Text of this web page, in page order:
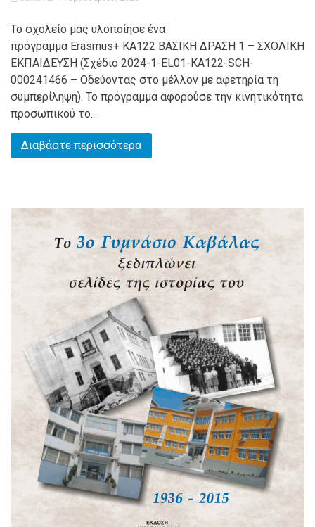
Το σχολείο μας υλοποίησε ένα
πρόγραμμα Erasmus+ KA122 ΒΑΣΙΚΗ ΔΡΑΣΗ 1 – ΣΧΟΛΙΚΗ
ΕΚΠΑΙΔΕΥΣΗ (Σχέδιο 2024-1-EL01-KA122-SCH-
000241466 – Οδεύοντας στο μέλλον με αφετηρία τη
συμπερίληψη). Το πρόγραμμα αφορούσε την κινητικότητα
προσωπικού το...
Διαβάστε περισσότερα